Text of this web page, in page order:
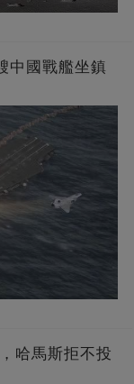
中國戰艦坐鎮
哈馬斯拒不投